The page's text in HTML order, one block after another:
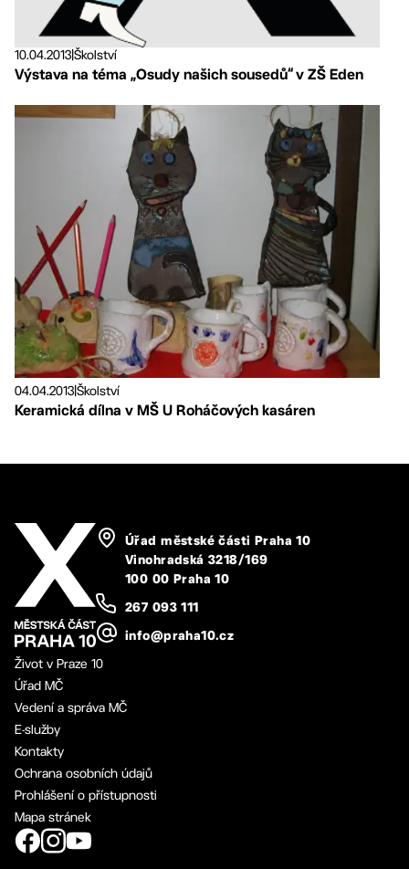
10.04.2013|Školství
Výstava na téma „Osudy našich sousedů“ v ZŠ Eden
04.04.2013Školství
Keramická dílna v MŠ U Roháčových kasáren
Úřad městské části Praha 10
Vinohradská 3218/169
100 00 Praha 10
267 093 111
info@praha10.cz
Život v Praze 10
Úřad MČ
Vedení a správa MČ
E-služby
Kontakty
Ochrana osobních údajů
Prohlášení o přístupnosti
Mapa stránek